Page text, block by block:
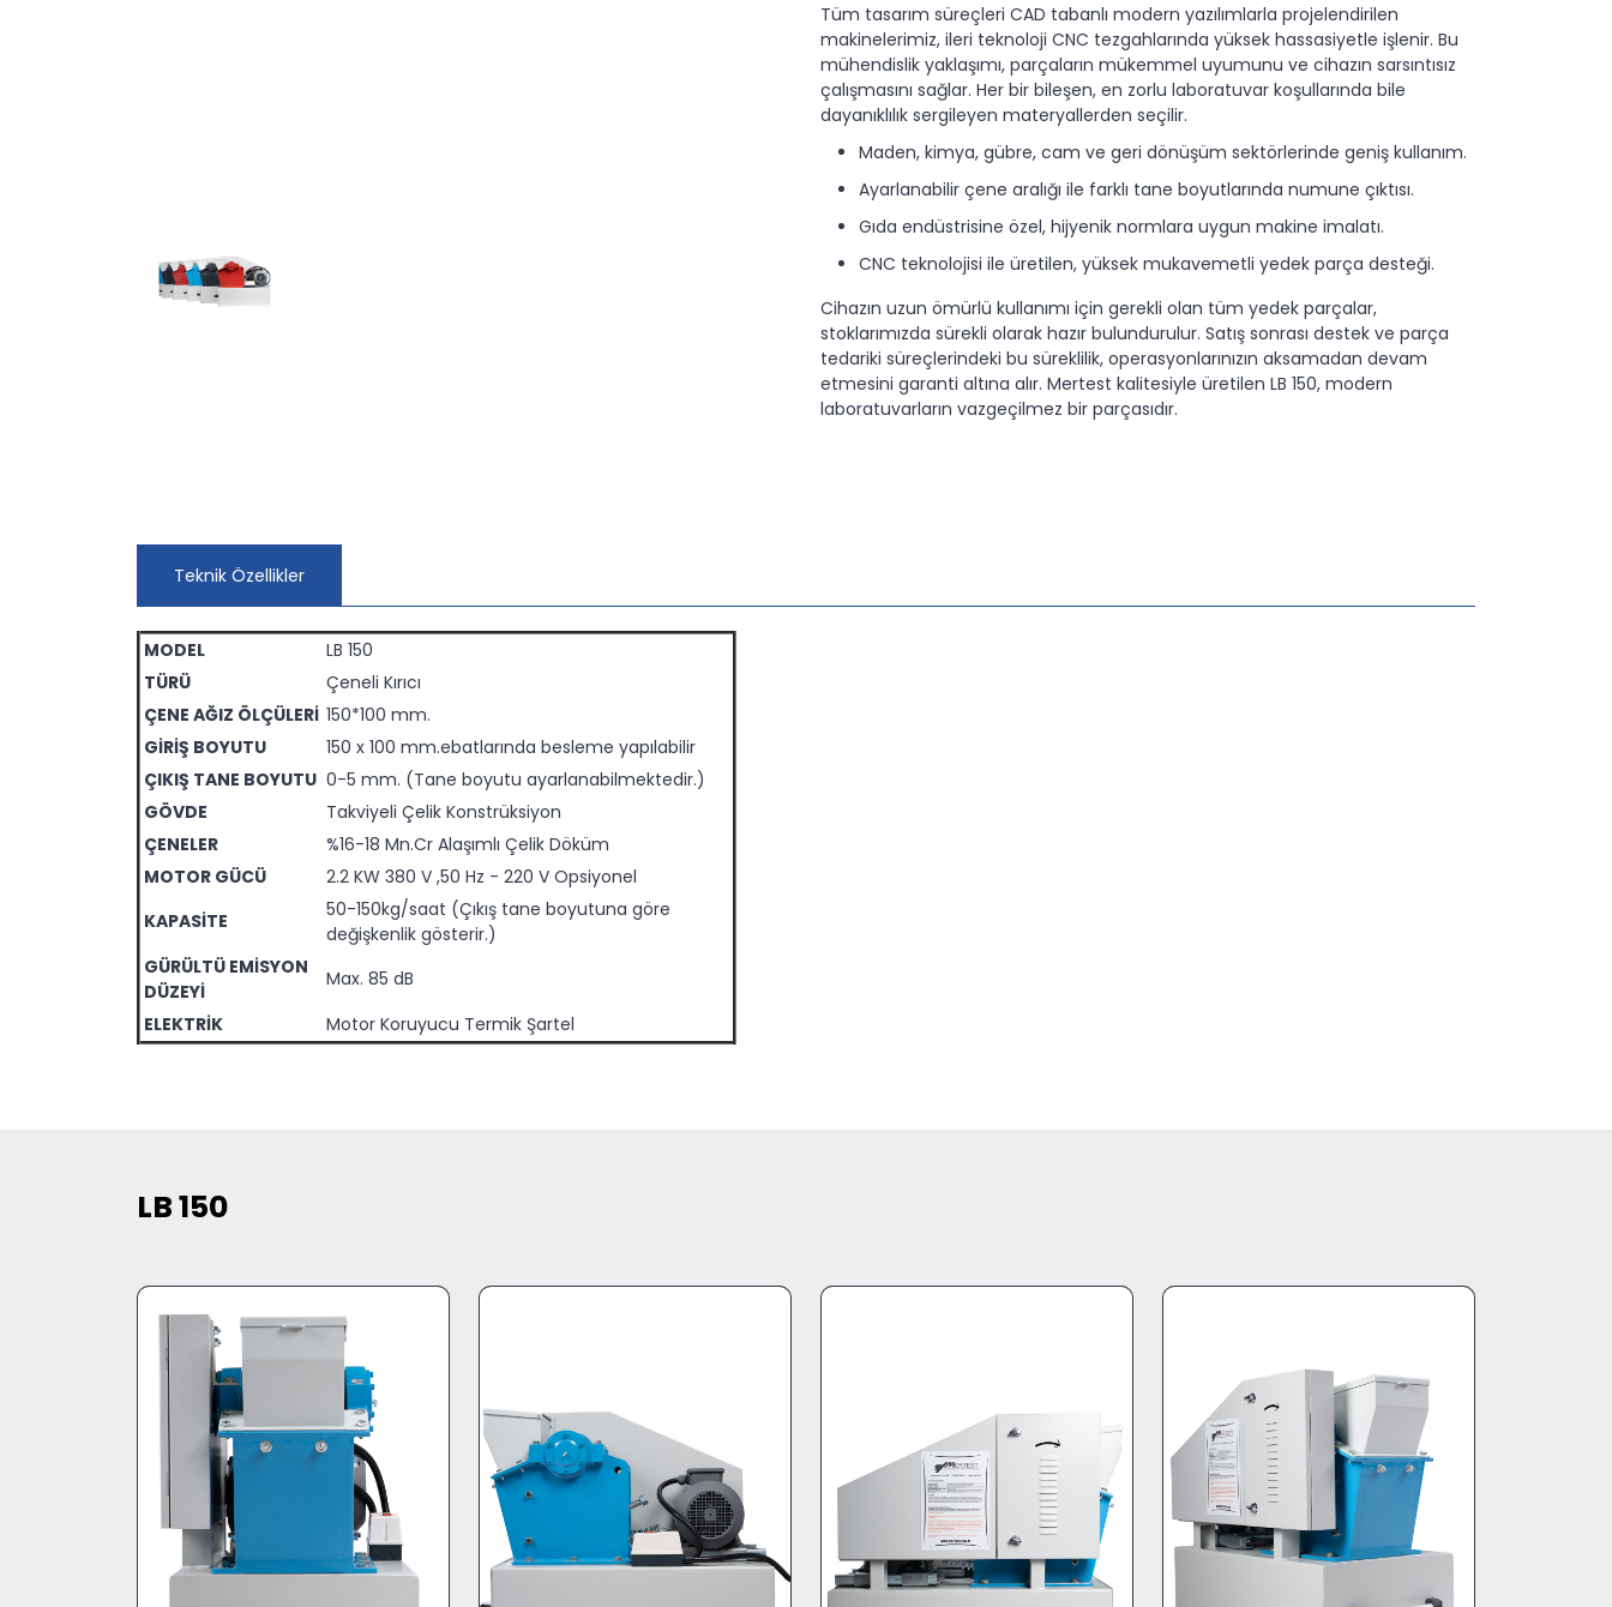
Tüm tasarım süreçleri CAD tabanlı modern yazılımlarla projelendirilen
makinelerimiz, ileri teknoloji CNC tezgahlarında yüksek hassasiyetle işlenir. Bu
mühendislik yaklaşımı, parçaların mükemmel uyumunu ve cihazın sarsıntısız
çalışmasını sağlar. Her bir bileşen, en zorlu laboratuvar koşullarında bile
dayanıklılık sergileyen materyallerden seçilir.
Maden, kimya, gübre, cam ve geri dönüşüm sektörlerinde geniş kullanım.
Ayarlanabilir çene aralığı ile farklı tane boyutlarında numune çıktısı.
Gıda endüstrisine özel, hijyenik normlara uygun makine imalatı.
CNC teknolojisi ile üretilen, yüksek mukavemetli yedek parça desteği.
Cihazın uzun ömürlü kullanımı için gerekli olan tüm yedek parçalar,
stoklarımızda sürekli olarak hazır bulundurulur. Satış sonrası destek ve parça
tedariki süreçlerindeki bu süreklilik, operasyonlarınızın aksamadan devam
etmesini garanti altına alır. Mertest kalitesiyle üretilen LB 150, modern
laboratuvarların vazgeçilmez bir parçasıdır.
Teknik Özellikler
MODEL
LB 150
TÜRÜ
Çeneli Kırıcı
ÇENE AĞIZ ÖLÇÜLERİ 150*100 mm.
GİRİŞ BOYUTU
150 x 100 mm.ebatlarında besleme yapılabilir
ÇIKIŞ TANE BOYUTU 0-5 mm. (Tane boyutu ayarlanabilmektedir.)
GÖVDE
Takviyeli Çelik Konstrüksiyon
ÇENELER
%16-18 Mn.Cr Alaşımlı Çelik Döküm
MOTOR GÜCÜ
2.2 KW 380 V ,50 Hz - 220 V Opsiyonel
KAPASİTE
50-150kg/saat (Çıkış tane boyutuna göre
değişkenlik gösterir.)
GÜRÜLTÜ EMİSYON
DÜZEYİ
Max. 85 dB
ELEKTRİK
Motor Koruyucu Termik Şartel
LB 150